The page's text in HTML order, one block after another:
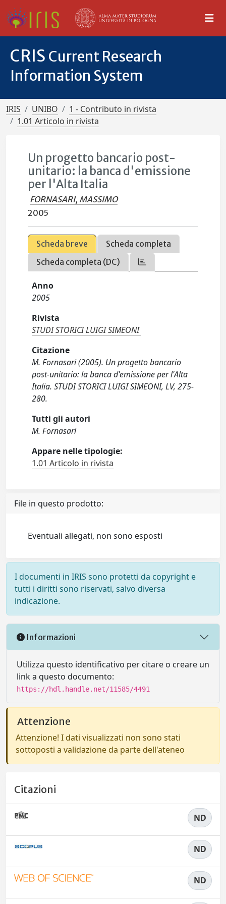
CRIS Current Research
Information System
IRIS UNIBO
1 - Contributo in rivista
1.01 Articolo in rivista
Un progetto bancario post-
unitario: la banca d'emissione
per l'Alta Italia
FORNASARI, MASSIMO
2005
Scheda breve
Scheda completa
Scheda completa (DC)
Anno
2005
Rivista
STUDI STORICI LUIGI SIMEONI
Citazione
M. Fornasari (2005). Un progetto bancario
post-unitario: la banca d'emissione per l'Alta
Italia. STUDI STORICI LUIGI SIMEONI, LV, 275-
280.
Tutti gli autori
M. Fornasari
Appare nelle tipologie:
1.01 Articolo in rivista
File in questo prodotto:
Eventuali allegati, non sono esposti
I documenti in IRIS sono protetti da copyright e
tutti i diritti sono riservati, salvo diversa
indicazione.
Informazioni
Utilizza questo identificativo per citare o creare un
link a questo documento:
https://hdl.handle.net/11585/4491
Attenzione
Attenzione! I dati visualizzati non sono stati
sottoposti a validazione da parte dell'ateneo
Citazioni
ND
ND
ND